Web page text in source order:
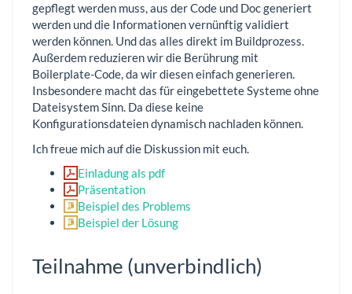
gepflegt werden muss, aus der Code und Doc generiert
werden und die Informationen vernünftig validiert
werden können. Und das alles direkt im Buildprozess.
Außerdem reduzieren wir die Berührung mit
Boilerplate-Code, da wir diesen einfach generieren.
Insbesondere macht das für eingebettete Systeme ohne
Dateisystem Sinn. Da diese keine
Konfigurationsdateien dynamisch nachladen können.
Ich freue mich auf die Diskussion mit euch.
Einladung als pdf
Präsentation
Beispiel des Problems
Beispiel der Lösung
Teilnahme (unverbindlich)